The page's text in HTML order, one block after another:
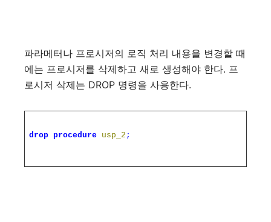
파라메터나 프로시저의 로직 처리 내용을 변경할 때
에는 프로시저를 삭제하고 새로 생성해야 한다. 프
로시저 삭제는 DROP 명령을 사용한다.
drop procedure usp_2 ;